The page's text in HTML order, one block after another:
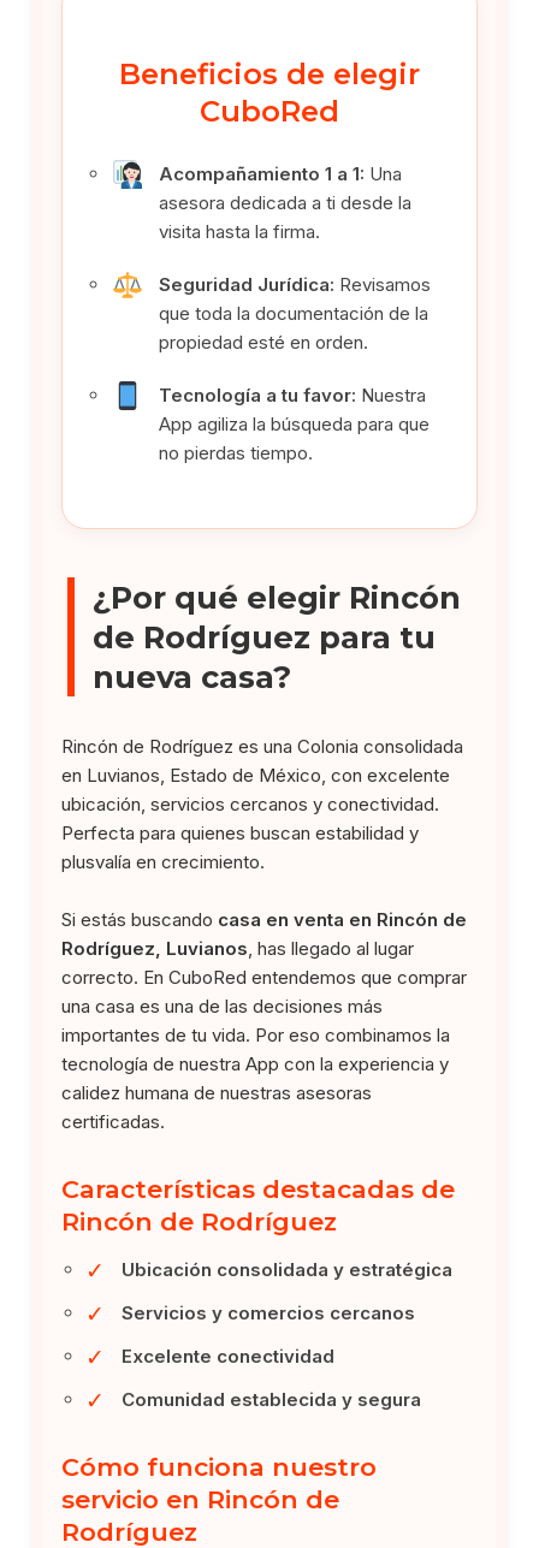
Beneficios de elegir
CuboRed
Acompañamiento 1 a 1: Una
asesora dedicada a ti desde la
visita hasta la firma.
Seguridad Jurídica: Revisamos
que toda la documentación de la
propiedad esté en orden.
Tecnología a tu favor: Nuestra
App agiliza la búsqueda para que
no pierdas tiempo.
¿Por qué elegir Rincón
de Rodríguez para tu
nueva casa?
Rincón de Rodríguez es una Colonia consolidada
en Luvianos, Estado de México, con excelente
ubicación, servicios cercanos y conectividad.
Perfecta para quienes buscan estabilidad y
plusvalía en crecimiento.
Si estás buscando casa en venta en Rincón de
Rodríguez, Luvianos , has llegado al lugar
correcto. En CuboRed entendemos que comprar
una casa es una de las decisiones más
importantes de tu vida. Por eso combinamos la
tecnología de nuestra App con la experiencia y
calidez humana de nuestras asesoras
certificadas.
Características destacadas de
Rincón de Rodríguez
✓ Ubicación consolidada y estratégica
✓ Servicios y comercios cercanos
✓ Excelente conectividad
✓ Comunidad establecida y segura
Cómo funciona nuestro
servicio en Rincón de
Rodríguez